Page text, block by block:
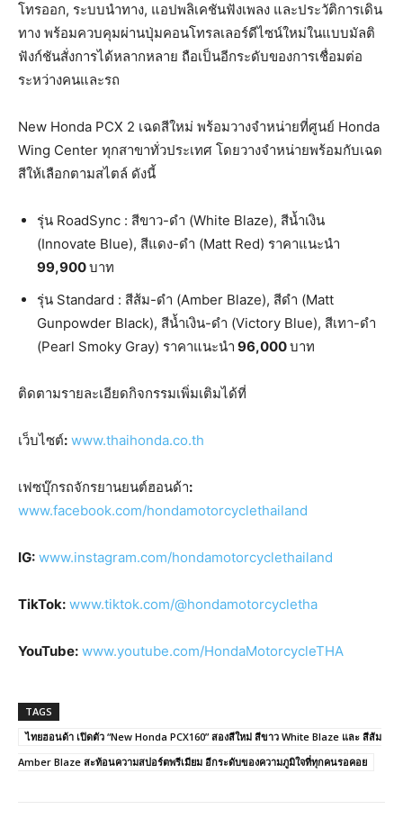
โทรออก, ระบบนำทาง, แอปพลิเคชันฟังเพลง และประวัติการเดิน
ทาง พร้อมควบคุมผ่านปุ่มคอนโทรลเลอร์ดีไซน์ใหม่ในแบบมัลติ
ฟังก์ชันสั่งการได้หลากหลาย ถือเป็นอีกระดับของการเชื่อมต่อ
ระหว่างคนและรถ
New Honda PCX 2 เฉดสีใหม่ พร้อมวางจำหน่ายที่ศูนย์ Honda
Wing Center ทุกสาขาทั่วประเทศ โดยวางจำหน่ายพร้อมกับเฉด
สีให้เลือกตามสไตล์ ดังนี้
รุ่น RoadSync : สีขาว-ดำ (White Blaze), สีน้ำเงิน
(Innovate Blue), สีแดง-ดำ (Matt Red) ราคาแนะนำ
99,900บาท
รุ่น Standard : สีส้ม-ดำ (Amber Blaze), สีดำ (Matt
Gunpowder Black), สีน้ำเงิน-ดำ (Victory Blue), สีเทา-ดำ
(Pearl Smoky Gray) ราคาแนะนำ 96,000บาท
ติดตามรายละเอียดกิจกรรมเพิ่มเติมได้ที่
เว็บไซต์: www.thaihonda.co.th
เฟซบุ๊กรถจักรยานยนต์ฮอนด้า:
www.facebook.com/hondamotorcyclethailand
IG: www.instagram.com/hondamotorcyclethailand
TikTok: www.tiktok.com/@hondamotorcycletha
YouTube: www.youtube.com/HondaMotorcycleTHA
TAGS
ไทยฮอนด้า เปิดตัว “New Honda PCX160” สองสีใหม่ สีขาว White Blaze และ สีส้ม
Amber Blaze สะท้อนความสปอร์ตพรีเมียม อีกระดับของความภูมิใจที่ทุกคนรอคอย